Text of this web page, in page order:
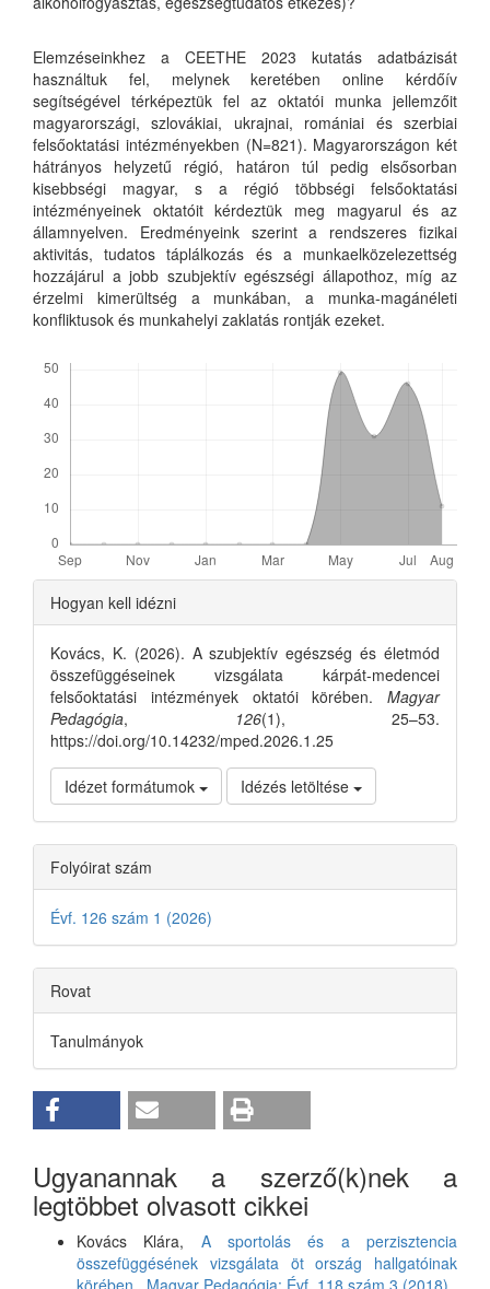
Elemzéseinkhez a CEETHE 2023 kutatás adatbázisát
használtuk fel, melynek keretében online kérdőív
segítségével térképeztük fel az oktatói munka jellemzőit
magyarországi, szlovákiai, ukrajnai, romániai és szerbiai
felsőoktatási intézményekben (N=821). Magyarországon két
hátrányos helyzetű régió, határon túl pedig elsősorban
kisebbségi magyar, s a régió többségi felsőoktatási
intézményeinek oktatóit kérdeztük meg magyarul és az
államnyelven. Eredményeink szerint a rendszeres fizikai
aktivitás, tudatos táplálkozás és a munkaelközelezettség
hozzájárul a jobb szubjektív egészségi állapothoz, míg az
érzelmi kimerültség a munkában, a munka-magánéleti
konfliktusok és munkahelyi zaklatás rontják ezeket.
Article
Details
Hogyan kell idézni
Kovács, K. (2026). A szubjektív egészség és életmód
összefüggéseinek vizsgálata kárpát-medencei
felsőoktatási intézmények oktatói körében. Magyar
Pedagógia, 126(1), 25–53.
https://doi.org/10.14232/mped.2026.1.25
Idézet formátumok Idézés letöltése
Folyóirat szám
Évf. 126 szám 1 (2026)
Rovat
Tanulmányok
Ugyanannak a szerző(k)nek a
legtöbbet olvasott cikkei
Kovács Klára, A sportolás és a perzisztencia
összefüggésének vizsgálata öt ország hallgatóinak